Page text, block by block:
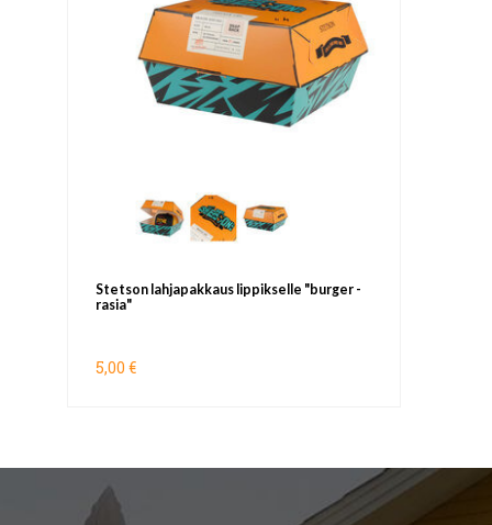
Stetson lahjapakkaus lippikselle "burger -
rasia"
5,00 €